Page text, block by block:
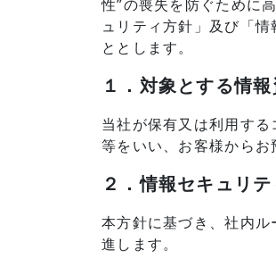
性”の喪失を防ぐために
ュリティ方針」及び「
ととします。
１．対象とする情
当社が保有又は利用す
等をいい、お客様からお
２．情報セキュリ
本方針に基づき、社内
進します。